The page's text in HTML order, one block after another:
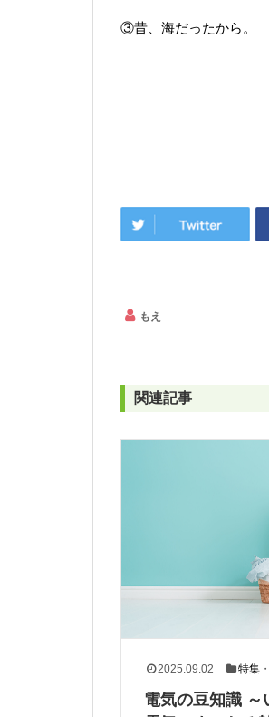
③昔、海だったから。
もえ
関連記事
2025.09.02 特集 ・
電気の豆知識